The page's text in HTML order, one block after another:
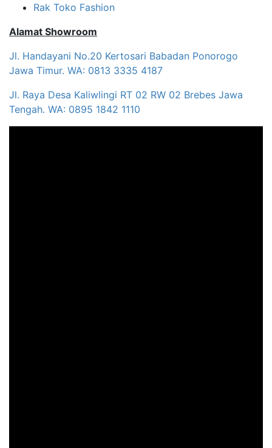
Rak Toko Fashion
Alamat Showroom
Jl. Handayani No.20 Kertosari Babadan Ponorogo
Jawa Timur. WA: 0813 3335 4187
Jl. Raya Desa Kaliwlingi RT 02 RW 02 Brebes Jawa
Tengah. WA: 0895 1842 1110